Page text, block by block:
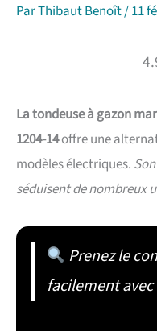
ParThibaut Benoît/11
La tondeuse à gazon
1204-14offre une
modèles électriques.
séduisent de nombreux
Prenez le
facilement